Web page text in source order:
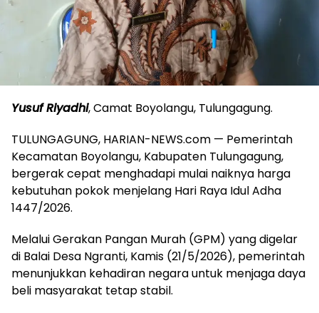
Yusuf Riyadhi, Camat Boyolangu, Tulungagung.
TULUNGAGUNG, HARIAN-NEWS.com — Pemerintah
Kecamatan Boyolangu, Kabupaten Tulungagung,
bergerak cepat menghadapi mulai naiknya harga
kebutuhan pokok menjelang Hari Raya Idul Adha
1447/2026.
Melalui Gerakan Pangan Murah (GPM) yang digelar
di Balai Desa Ngranti, Kamis (21/5/2026), pemerintah
menunjukkan kehadiran negara untuk menjaga daya
beli masyarakat tetap stabil.